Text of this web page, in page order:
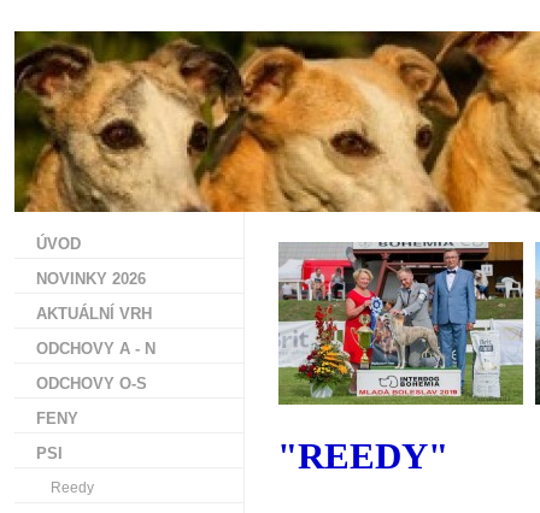
"REEDY"
ÚVOD
NOVINKY 2026
AKTUÁLNÍ VRH
ODCHOVY A - N
ODCHOVY O-S
FENY
PSI
Reedy